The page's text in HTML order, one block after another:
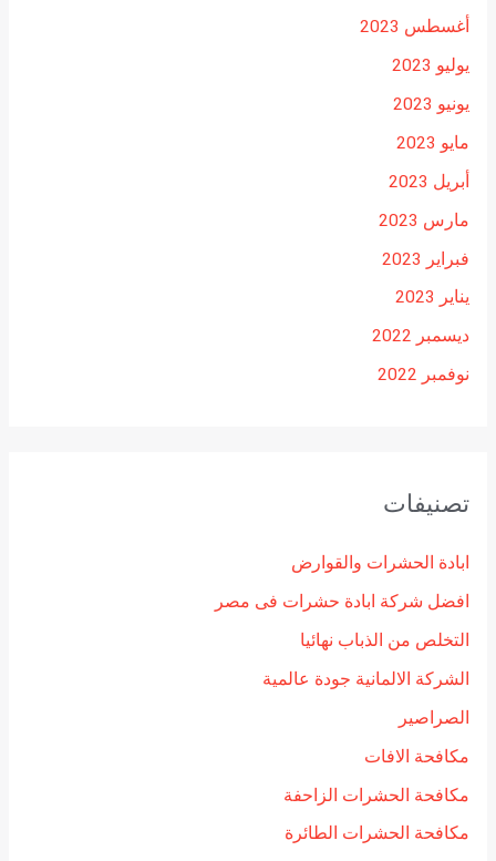
أغسطس 2023
يوليو 2023
يونيو 2023
مايو 2023
أبريل 2023
مارس 2023
فبراير 2023
يناير 2023
ديسمبر 2022
نوفمبر 2022
تصنيفات
ابادة الحشرات والقوارض
افضل شركة ابادة حشرات فى مصر
التخلص من الذباب نهائيا
الشركة الالمانية جودة عالمية
الصراصير
مكافحة الافات
مكافحة الحشرات الزاحفة
مكافحة الحشرات الطائرة